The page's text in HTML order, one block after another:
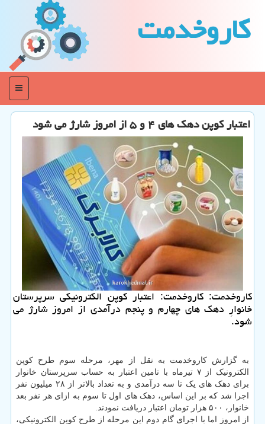
كاروخدمت
منو
اعتبار کوپن دهک های ۴ و ۵ از امروز شارژ می شود
کاروخدمت: کاروخدمت: اعتبار کوپن الکترونیکی سرپرستان
خانوارِ دهک های چهارم و پنجم درآمدی از امروز شارژ می
شود.
به گزارش کاروخدمت به نقل از مهر، مرحله سوم طرح کوپن
الکترونیک از ۷ تیرماه با تامین اعتبار به حساب سرپرستان خانوار
برای دهک های یک تا سه درآمدی و به تعداد بالاتر از ۲۸ میلیون نفر
اجرا شد که بر این اساس، دهک های اول تا سوم به ازای هر نفر بعد
خانوار، ۵۰۰ هزار تومان اعتبار دریافت نمودند.
از امروز اما با اجرای گام دوم این مرحله از طرح کوپن الکترونیکی،